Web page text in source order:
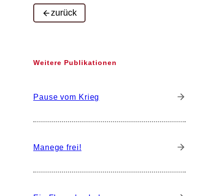
zurück
Weitere Publikationen
Pause vom Krieg
Manege frei!